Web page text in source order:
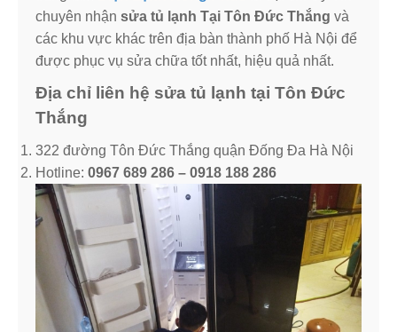
chuyên nhận sửa tủ lạnh Tại Tôn Đức Thắng và
các khu vực khác trên địa bàn thành phố Hà Nội để
được phục vụ sửa chữa tốt nhất, hiệu quả nhất.
Địa chỉ liên hệ sửa tủ lạnh tại Tôn Đức
Thắng
322 đường Tôn Đức Thắng quận Đống Đa Hà Nội
Hotline: 0967 689 286 – 0918 188 286